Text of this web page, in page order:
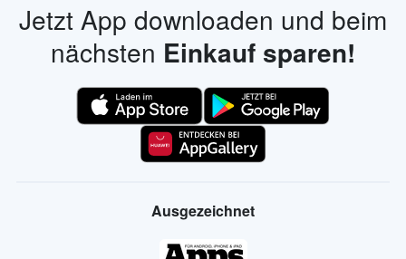
Jetzt App downloaden und beim
nächsten Einkauf sparen!
Ausgezeichnet